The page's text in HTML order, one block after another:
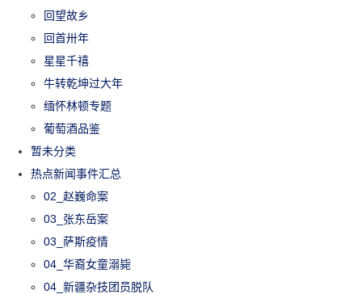
回望故乡
回首卅年
星星千禧
牛转乾坤过大年
缅怀林顿专题
葡萄酒品鉴
暂未分类
热点新闻事件汇总
02_赵巍命案
03_张东岳案
03_萨斯疫情
04_华裔女童溺毙
04_新疆杂技团员脱队